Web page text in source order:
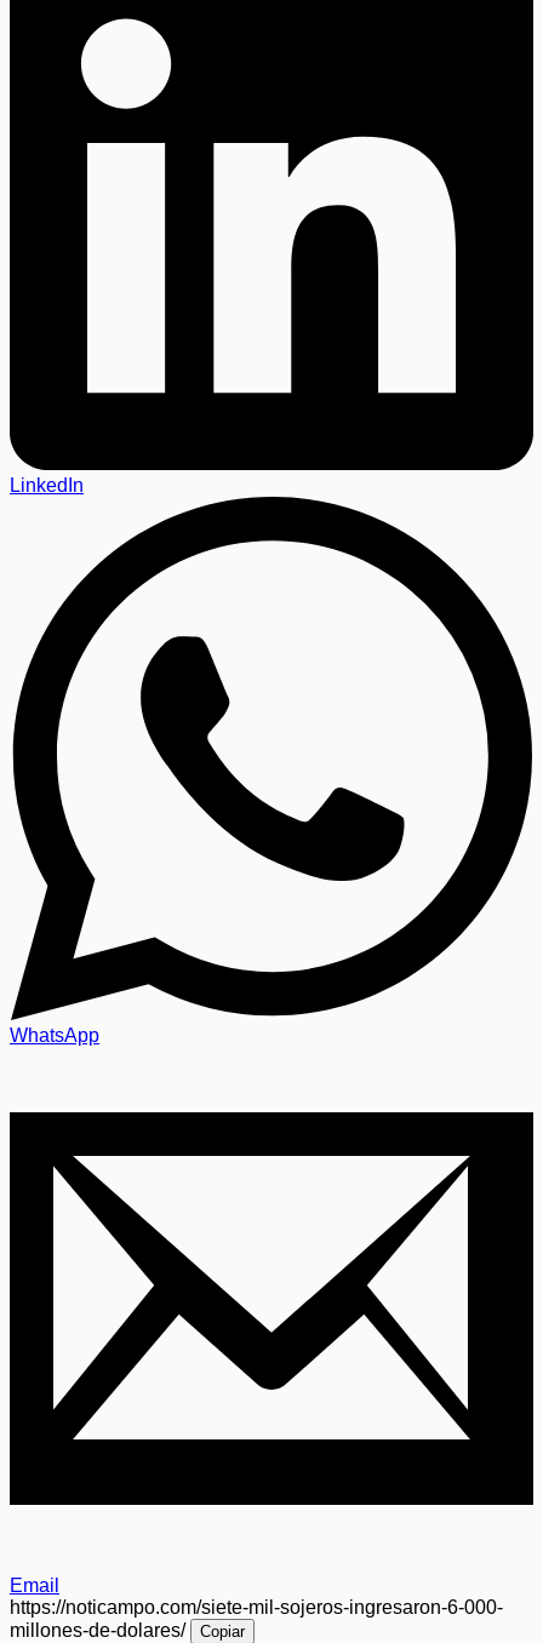
LinkedIn
WhatsApp
Email
https://noticampo.com/siete-mil-sojeros-ingresaron-6-000-
millones-de-dolares/
Copiar